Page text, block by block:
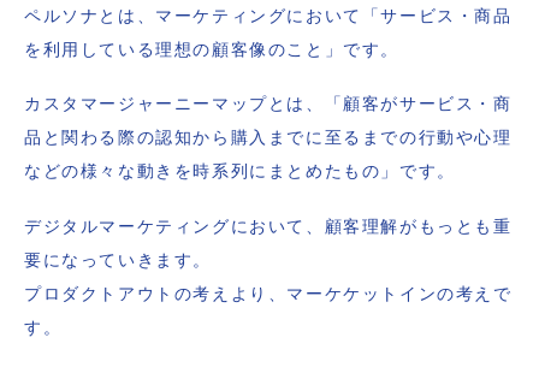
ペルソナとは、マーケティングにおいて「サービス・商品
を利用している理想の顧客像のこと」です。
カスタマージャーニーマップとは、「顧客がサービス・商
品と関わる際の認知から購入までに至るまでの行動や心理
などの様々な動きを時系列にまとめたもの」です。
デジタルマーケティングにおいて、顧客理解がもっとも重
要になっていきます。
プロダクトアウトの考えより、マーケケットインの考えで
す。